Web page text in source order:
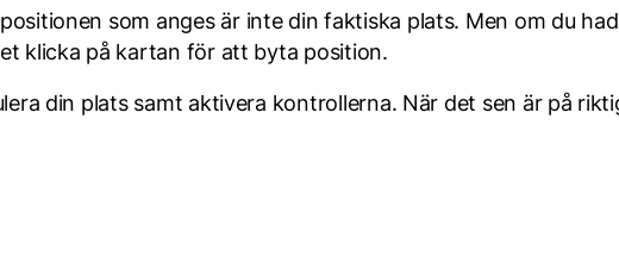
som anges är inte din faktiska plats. Men om du
klicka på kartan för att byta position.
din plats samt aktivera kontrollerna. När det sen är på